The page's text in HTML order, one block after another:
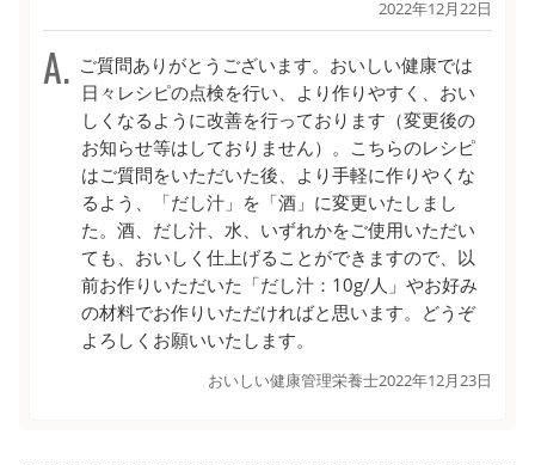
2022年12月22日
ご質問ありがとうございます。おいしい健康では
日々レシピの点検を行い、より作りやすく、おい
しくなるように改善を行っております（変更後の
お知らせ等はしておりません）。こちらのレシピ
はご質問をいただいた後、より手軽に作りやくな
るよう、「だし汁」を「酒」に変更いたしまし
た。酒、だし汁、水、いずれかをご使用いただい
ても、おいしく仕上げることができますので、以
前お作りいただいた「だし汁：10g/人」やお好み
の材料でお作りいただければと思います。どうぞ
よろしくお願いいたします。
おいしい健康管理栄養士2022年12月23日